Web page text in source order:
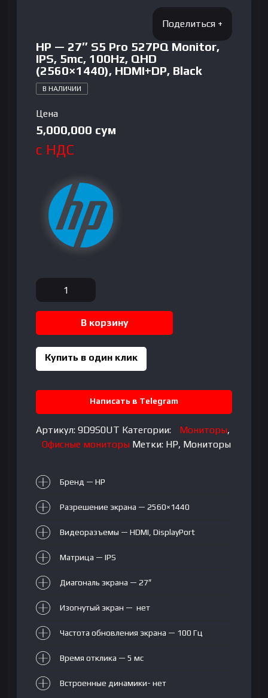
HP — 27″ S5 Pro 527PQ Monitor,
IPS, 5mc, 100Hz, QHD
(2560×1440), HDMI+DP, Black
В НАЛИЧИИ
Цена
5,000,000 сум
с НДС
Количество
товара
HP
S5
Pro
IPS,
5mc,
100Hz,
HDMI+DP,
Black
В корзину
Купить в один клик
Написать в Telegram
Артикул:9D9S0UT Категории: Мониторы,
Офисные мониторы Метки: HP, Мониторы
Бренд — HP
Разрешение экрана — 2560×1440
Видеоразъемы — HDMI, DisplayPort
Матрица — IPS
Диагональ экрана — 27″
Изогнутый экран — нет
Частота обновления экрана — 100 Гц
Время отклика — 5 мс
Встроенные динамики- нет